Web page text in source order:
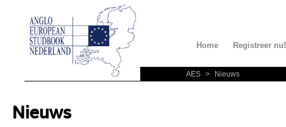
Home Registreer nu!
AES > Nieuws
Nieuws